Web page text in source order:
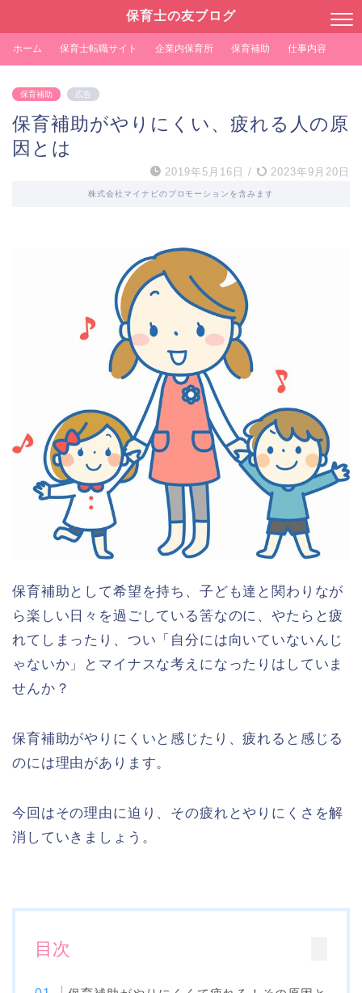
保育士の友ブログ
ホーム 保育士転職サイト 企業内保育所 保育補助 仕事内容
保育補助 広告
保育補助がやりにくい、疲れる人の原
因とは
2019年5月16日 / 2023年9月20日
株式会社マイナビのプロモーションを含みます
保育補助として希望を持ち、子ども達と関わりなが
ら楽しい日々を過ごしている筈なのに、やたらと疲
れてしまったり、つい「自分には向いていないんじ
ゃないか」とマイナスな考えになったりはしていま
せんか？
保育補助がやりにくいと感じたり、疲れると感じる
のには理由があります。
今回はその理由に迫り、その疲れとやりにくさを解
消していきましょう。
目次